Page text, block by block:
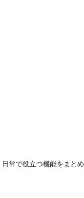
常で役立つ機能をまと